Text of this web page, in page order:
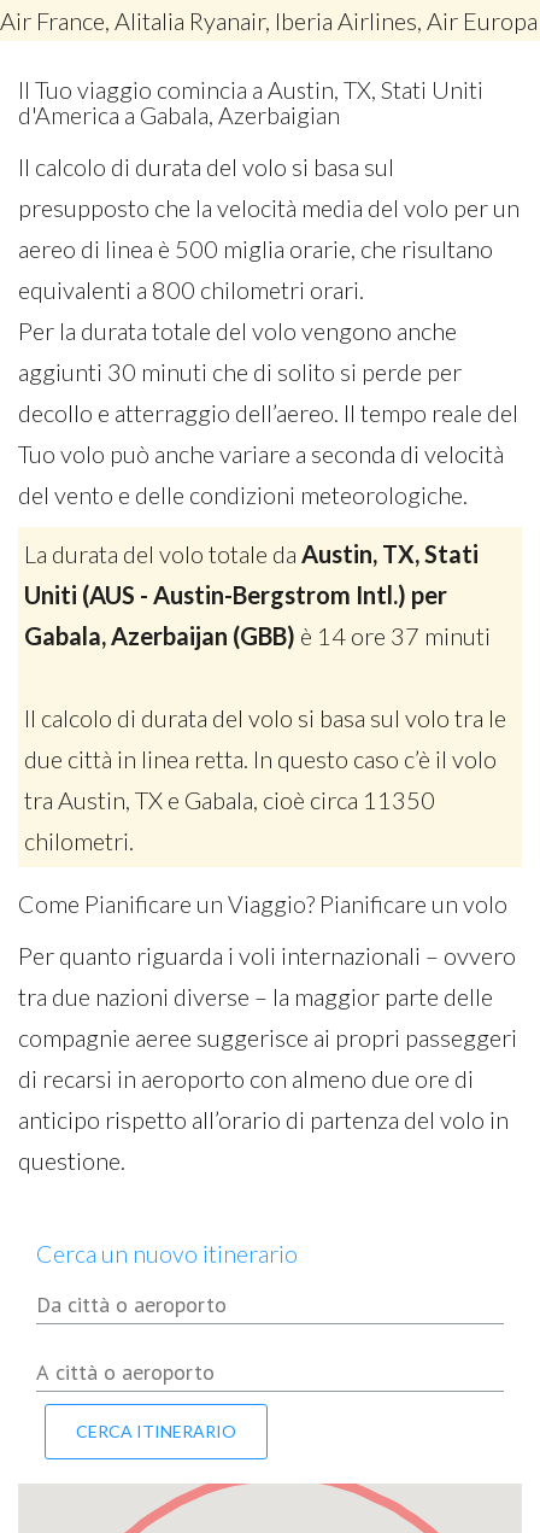
Air France, Alitalia Ryanair, Iberia Airlines, Air Europa
Il Tuo viaggio comincia a Austin, TX, Stati Uniti
d'America a Gabala, Azerbaigian
Il calcolo di durata del volo si basa sul
presupposto che la velocità media del volo per un
aereo di linea è 500 miglia orarie, che risultano
equivalenti a 800 chilometri orari.
Per la durata totale del volo vengono anche
aggiunti 30 minuti che di solito si perde per
decollo e atterraggio dell’aereo. Il tempo reale del
Tuo volo può anche variare a seconda di velocità
del vento e delle condizioni meteorologiche.
La durata del volo totale da Austin, TX, Stati
Uniti (AUS - Austin-Bergstrom Intl.) per
Gabala, Azerbaijan (GBB) è 14 ore 37 minuti
Il calcolo di durata del volo si basa sul volo tra le
due città in linea retta. In questo caso c’è il volo
tra Austin, TX e Gabala, cioè circa 11350
chilometri.
Come Pianificare un Viaggio? Pianificare un volo
Per quanto riguarda i voli internazionali – ovvero
tra due nazioni diverse – la maggior parte delle
compagnie aeree suggerisce ai propri passeggeri
di recarsi in aeroporto con almeno due ore di
anticipo rispetto all’orario di partenza del volo in
questione.
Cerca un nuovo itinerario